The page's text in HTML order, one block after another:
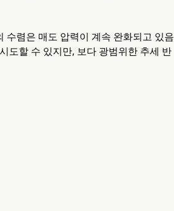
수렴은 매도 압력이 계속 완화되고 있음
도할 수 있지만, 보다 광범위한 추세 반